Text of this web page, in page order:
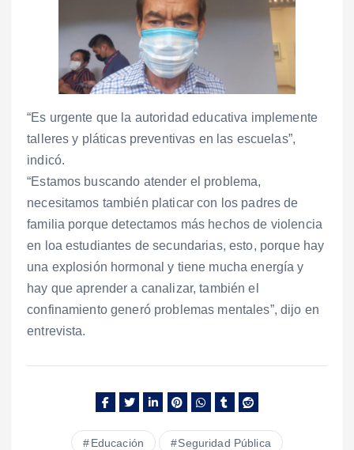
“Es urgente que la autoridad educativa implemente
talleres y pláticas preventivas en las escuelas”,
indicó.
“Estamos buscando atender el problema,
necesitamos también platicar con los padres de
familia porque detectamos más hechos de violencia
en loa estudiantes de secundarias, esto, porque hay
una explosión hormonal y tiene mucha energía y
hay que aprender a canalizar, también el
confinamiento generó problemas mentales”, dijo en
entrevista.
Educación Seguridad Pública